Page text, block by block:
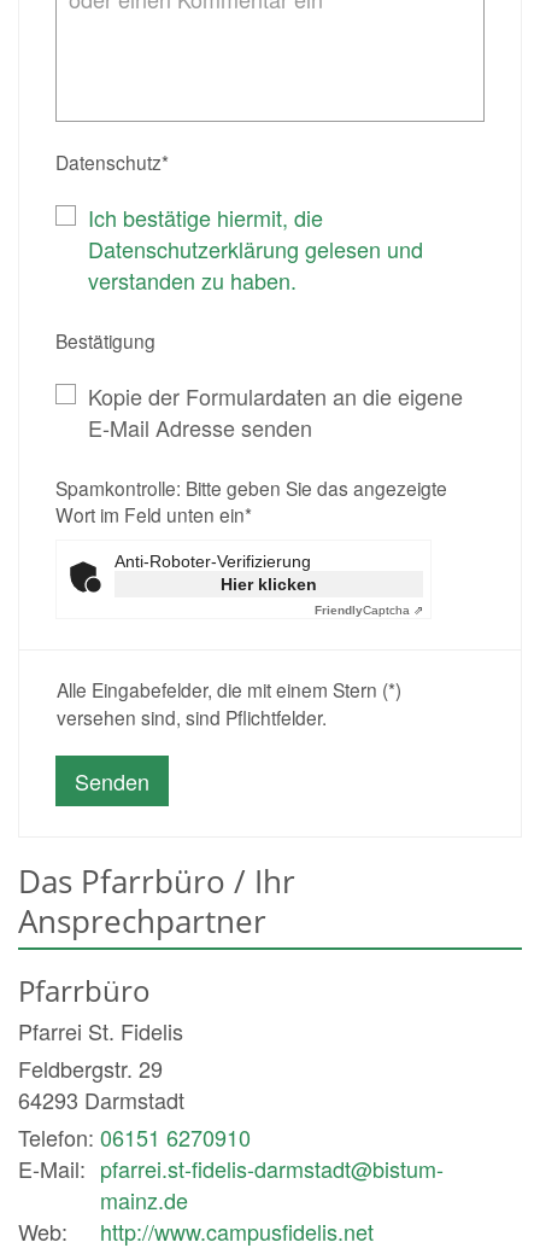
Datenschutz*
Ich bestätige hiermit, die
Datenschutzerklärung gelesen und
verstanden zu haben.
Bestätigung
Kopie der Formulardaten an die eigene
E-Mail Adresse senden
Spamkontrolle: Bitte geben Sie das angezeigte
Wort im Feld unten ein*
Anti-Roboter-Verifizierung
Hier klicken
FriendlyCaptcha ⇗
Alle Eingabefelder, die mit einem Stern (*)
versehen sind, sind Pflichtfelder.
Das Pfarrbüro / Ihr
Ansprechpartner
Pfarrbüro
Pfarrei St. Fidelis
Feldbergstr. 29
64293 Darmstadt
Telefon: 06151 6270910
E-Mail: pfarrei.st-fidelis-darmstadt@bistum-
mainz.de
Web:
http://www.campusfidelis.net